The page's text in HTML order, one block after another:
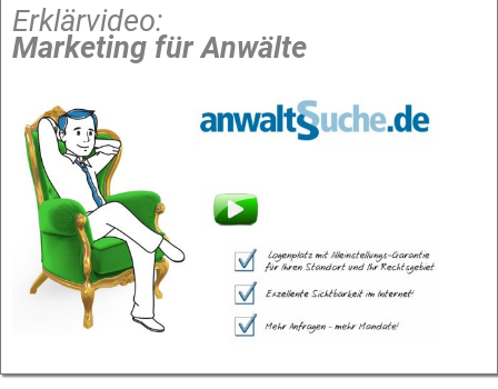
Erklärvideo:
Marketing für Anwälte